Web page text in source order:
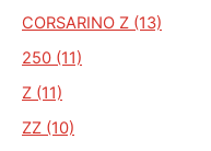
CORSARINO Z (13)
250 (11)
Z (11)
ZZ (10)